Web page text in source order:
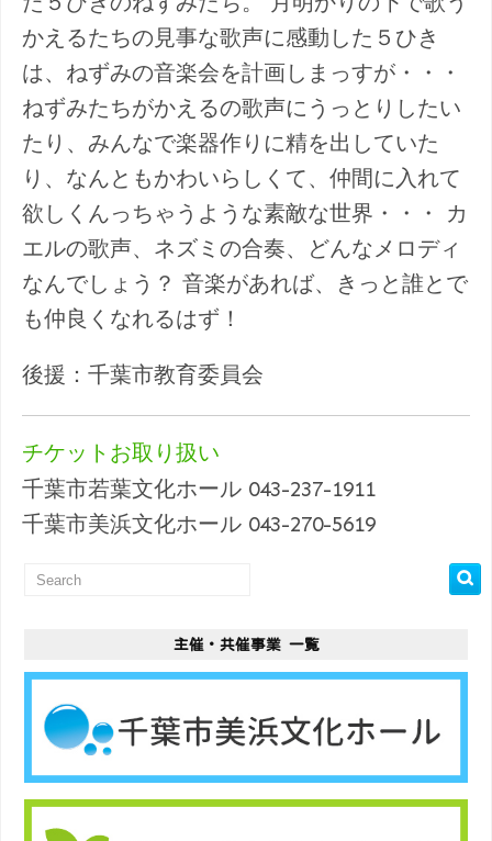
かえるたちの見事な歌声に感動した５ひき
は、ねずみの音楽会を計画しまっすが・・・
ねずみたちがかえるの歌声にうっとりしたい
たり、みんなで楽器作りに精を出していた
り、なんともかわいらしくて、仲間に入れて
欲しくんっちゃうような素敵な世界・・・ カ
エルの歌声、ネズミの合奏、どんなメロディ
なんでしょう？ 音楽があれば、きっと誰とで
も仲良くなれるはず！
後援：千葉市教育委員会
チケットお取り扱い
千葉市若葉文化ホール 043-237-1911
千葉市美浜文化ホール 043-270-5619
主催・共催事業 一覧